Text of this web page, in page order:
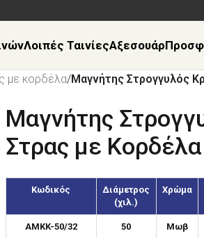
Λοιπές ΤαινίεςΑξεσουάρ
με κορδέλα/Μαγνήτης Στρογγυλός
Μαγνήτης
Στρας με
Κωδικός
Διάμετρος
(χιλ.)
Χρώμα
AMKK-50/32 50 Μωβ